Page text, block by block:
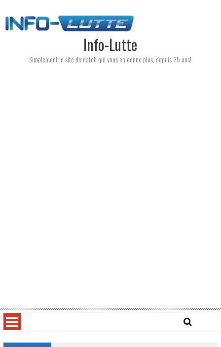
to
content
Info-Lutte
Simplement le site de catch qui vous en donne plus, depuis 25 ans!